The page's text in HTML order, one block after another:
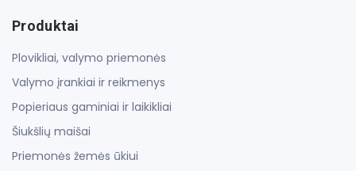
Produktai
Plovikliai, valymo priemonės
Valymo įrankiai ir reikmenys
Popieriaus gaminiai ir laikikliai
Šiukšlių maišai
Priemonės žemės ūkiui